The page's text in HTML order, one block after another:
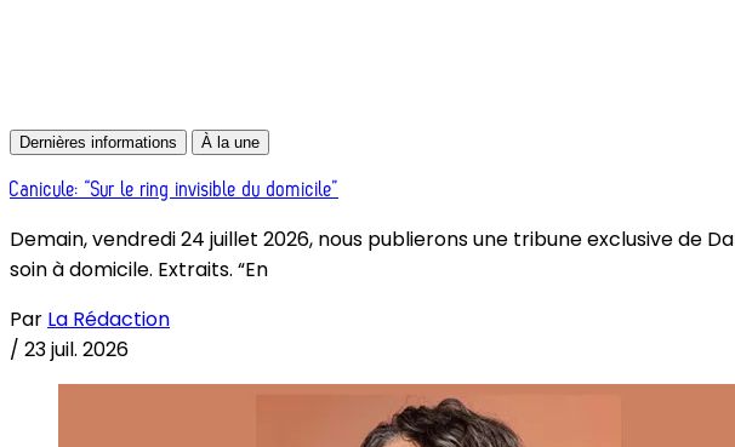
Dernières informations À la une
Canicule: “Sur le ring invisible du domicile”
Demain, vendredi 24 juillet 2026, nous publierons une tribune exclusive de
soin à domicile. Extraits. “En
Par La Rédaction
/ 23 juil. 2026